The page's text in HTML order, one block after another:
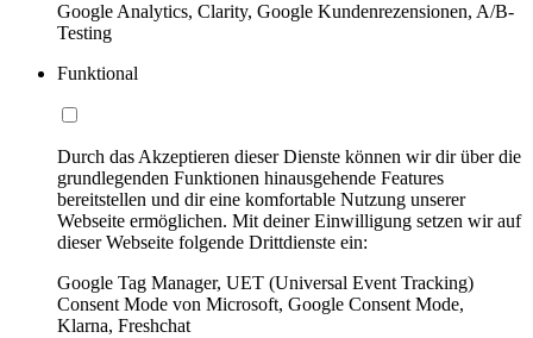
Google Analytics, Clarity, Google Kundenrezensionen, A/B-
Testing
Funktional
Durch das Akzeptieren dieser Dienste können wir dir über die
grundlegenden Funktionen hinausgehende Features
bereitstellen und dir eine komfortable Nutzung unserer
Webseite ermöglichen. Mit deiner Einwilligung setzen wir auf
dieser Webseite folgende Drittdienste ein:
Google Tag Manager, UET (Universal Event Tracking)
Consent Mode von Microsoft, Google Consent Mode,
Klarna, Freshchat